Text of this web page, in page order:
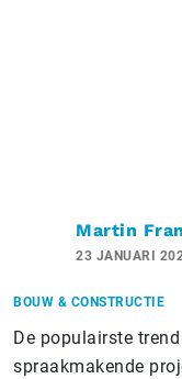
Martin
23 JANUARI
BOUW & CONSTRUCTIE
De populairste
spraakmakende